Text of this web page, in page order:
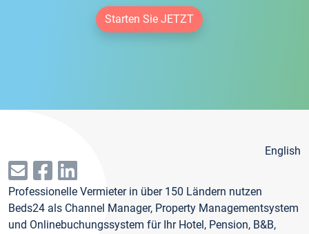
Starten Sie JETZT
English
Professionelle Vermieter in über 150 Ländern nutzen
Beds24 als Channel Manager, Property Managementsystem
und Onlinebuchungssystem für Ihr Hotel, Pension, B&B,